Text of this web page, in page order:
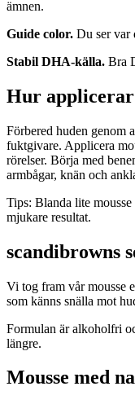
ämnen.
Guide color. Du ser var
Stabil DHA-källa. Bra
Hur applicerar
Förbered huden genom
fuktgivare. Applicera
rörelser. Börja med
armbågar, knän och
Tips: Blanda lite
mjukare resultat.
scandibrowns
Vi tog fram vår mousse
som känns snälla mot
Formulan är alkoholfri
längre.
Mousse med